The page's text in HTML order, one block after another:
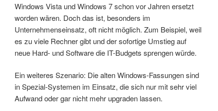
Windows Vista und Windows 7 schon vor Jahren ersetzt
worden wären. Doch das ist, besonders im
Unternehmenseinsatz, oft nicht möglich. Zum Beispiel, weil
es zu viele Rechner gibt und der sofortige Umstieg auf
neue Hard- und Software die IT-Budgets sprengen würde.
Ein weiteres Szenario: Die alten Windows-Fassungen sind
in Spezial-Systemen im Einsatz, die sich nur mit sehr viel
Aufwand oder gar nicht mehr upgraden lassen.